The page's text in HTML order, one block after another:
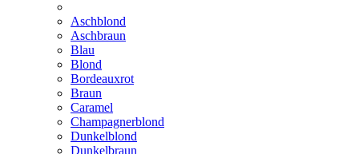
Aschblond
Aschbraun
Blau
Blond
Bordeauxrot
Braun
Caramel
Champagnerblond
Dunkelblond
Dunkelbraun